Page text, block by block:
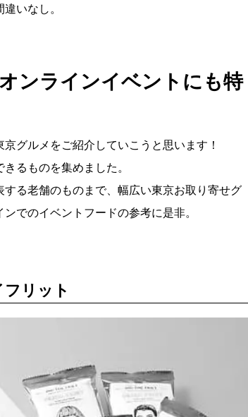
いなし。
ンラインイベントにも特
グルメをご紹介していこうと思います！
るものを集めました。
る老舗のものまで、幅広い東京お取り寄せグ
でのイベントフードの参考に是非。
リット